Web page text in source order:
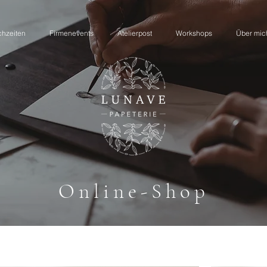
Firmenevents Atelierpost Workshops Über
Firmenevents Atelierpost Workshops Über
Online-Shop